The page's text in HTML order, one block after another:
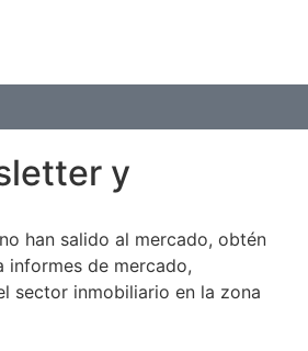
y
han salido al mercado, obtén
informes de mercado,
sector inmobiliario en la zona